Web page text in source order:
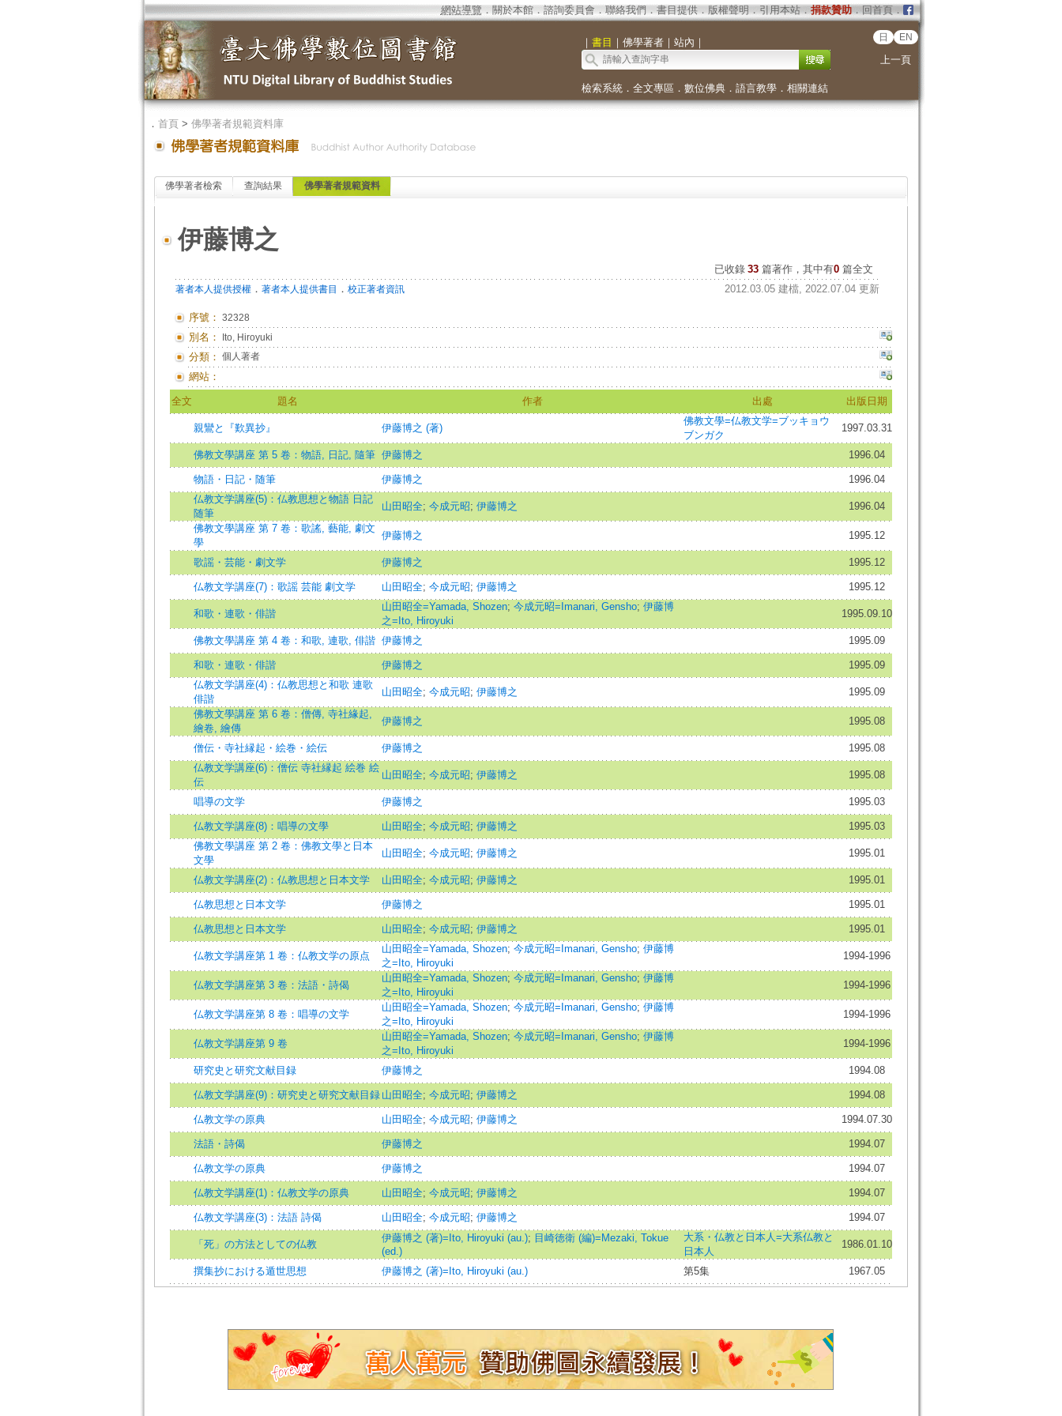
網站導覽 ． 關於本館． 諮詢委員會． 聯絡我們 ． 書目提供． 版權聲明 ． 引用本站． 捐款贊助．回首頁．
｜ 書目 ｜ 佛學著者｜ 站內 ｜ 日 EN
上一頁
檢索系統． 全文專區 ． 數位佛典． 語言教學． 相關連結
． 首頁> 佛學著者規範資料庫
佛學著者檢索 查詢結果 佛學著者規範資料
伊藤博之
已收錄 33 篇著作，其中有0篇全文
著者本人提供授權． 著者本人提供書目 ． 校正著者資訊 2012.03.05 建檔, 2022.07.04 更新
序號： 32328
別名： Ito, Hiroyuki
分類： 個人著者
網站：
全文 題名 作者 出處 出版日期
親鸞と『歎異抄』 伊藤博之 (著)
佛教文學=仏教文学=ブッキョウ
ブンガク
1997.03.31
佛教文學講座 第 5 卷：物語, 日記, 隨筆 伊藤博之 1996.04
物語・日記・随筆 伊藤博之
1996.04
仏教文学講座(5)：仏教思想と物語 日記
随筆
山田昭全; 今成元昭; 伊藤博之
1996.04
佛教文學講座 第 7 卷：歌謠, 藝能, 劇文
學
伊藤博之 1995.12
歌謡・芸能・劇文学 伊藤博之 1995.12
仏教文学講座(7)：歌謡 芸能 劇文学 山田昭全; 今成元昭; 伊藤博之 1995.12
和歌・連歌・俳諧
山田昭全=Yamada, Shozen; 今成元昭=Imanari, Gensho; 伊藤博
之=Ito, Hiroyuki
1995.09.10
佛教文學講座 第 4 卷：和歌, 連歌, 俳諧 伊藤博之 1995.09
和歌・連歌・俳諧 伊藤博之
1995.09
仏教文学講座(4)：仏教思想と和歌 連歌
俳諧
山田昭全; 今成元昭; 伊藤博之
1995.09
佛教文學講座 第 6 卷：僧傳, 寺社緣起,
繪卷, 繪傳
伊藤博之 1995.08
僧伝・寺社縁起・絵巻・絵伝 伊藤博之
1995.08
仏教文学講座(6)：僧伝 寺社縁起 絵巻 絵
伝
山田昭全; 今成元昭; 伊藤博之 1995.08
唱導の文学 伊藤博之 1995.03
仏教文学講座(8)：唱導の文學 山田昭全; 今成元昭; 伊藤博之
1995.03
佛教文學講座 第 2 卷：佛教文學と日本
文學
山田昭全; 今成元昭; 伊藤博之 1995.01
仏教文学講座(2)：仏教思想と日本文学 山田昭全; 今成元昭; 伊藤博之 1995.01
仏教思想と日本文学 伊藤博之 1995.01
仏教思想と日本文学 山田昭全; 今成元昭; 伊藤博之 1995.01
仏教文学講座第 1 卷：仏教文学の原点
山田昭全=Yamada, Shozen; 今成元昭=Imanari, Gensho; 伊藤博
之=Ito, Hiroyuki
1994-1996
仏教文学講座第 3 卷：法語・詩偈
山田昭全=Yamada, Shozen; 今成元昭=Imanari, Gensho; 伊藤博
之=Ito, Hiroyuki
1994-1996
仏教文学講座第 8 卷：唱導の文学
山田昭全=Yamada, Shozen; 今成元昭=Imanari, Gensho; 伊藤博
之=Ito, Hiroyuki
1994-1996
仏教文学講座第 9 卷
山田昭全=Yamada, Shozen; 今成元昭=Imanari, Gensho; 伊藤博
之=Ito, Hiroyuki
1994-1996
研究史と研究文献目録 伊藤博之 1994.08
仏教文学講座(9)：研究史と研究文献目録 山田昭全; 今成元昭; 伊藤博之 1994.08
仏教文学の原典 山田昭全; 今成元昭; 伊藤博之 1994.07.30
法語・詩偈 伊藤博之 1994.07
仏教文学の原典 伊藤博之 1994.07
仏教文学講座(1)：仏教文学の原典 山田昭全; 今成元昭; 伊藤博之 1994.07
仏教文学講座(3)：法語 詩偈 山田昭全; 今成元昭; 伊藤博之 1994.07
「死」の方法としての仏教
伊藤博之 (著)=Ito, Hiroyuki (au.); 目崎徳衛 (編)=Mezaki, Tokue
(ed.)
大系・仏教と日本人=大系仏教と
日本人
1986.01.10
撰集抄における遁世思想 伊藤博之 (著)=Ito, Hiroyuki (au.) 第5集 1967.05